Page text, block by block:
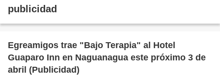
publicidad
Egreamigos trae "Bajo Terapia" al Hotel
Guaparo Inn en Naguanagua este próximo 3 de
abril (Publicidad)